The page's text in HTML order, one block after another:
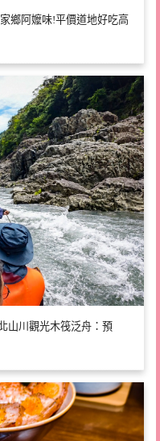
鄉阿嬤味!平價道地好吃高
山川觀光木筏泛舟：預